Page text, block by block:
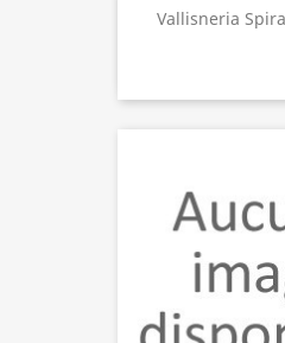
Vallisneria